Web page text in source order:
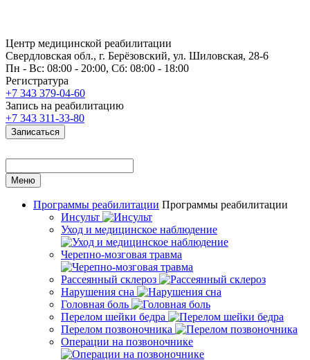
Центр медицинской реабилитации
Свердловская обл., г. Берёзовский, ул. Шиловская, 28-6
Пн - Вс: 08:00 - 20:00, Сб: 08:00 - 18:00
Регистратура
+7 343 379-04-60
Запись на реабилитацию
+7 343 311-33-80
Записаться
Меню
Программы реабилитации Программы реабилитации
Инсульт
Уход и медицинское наблюдение
Черепно-мозговая травма
Рассеянный склероз
Нарушения сна
Головная боль
Перелом шейки бедра
Перелом позвоночника
Операции на позвоночнике